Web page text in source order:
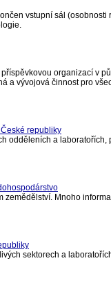
vstupní sál (osobnosti
organizací v
a vývojová činnost pro
republiky
odděleních a
zemědělství. Mnoho
sektorech a